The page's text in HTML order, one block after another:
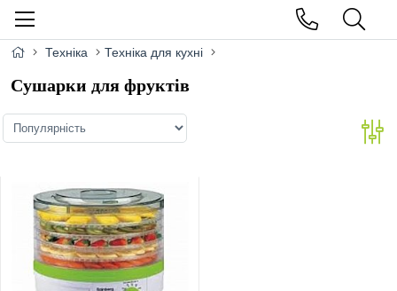
Техніка Техніка для кухні
Сушарки для фруктів